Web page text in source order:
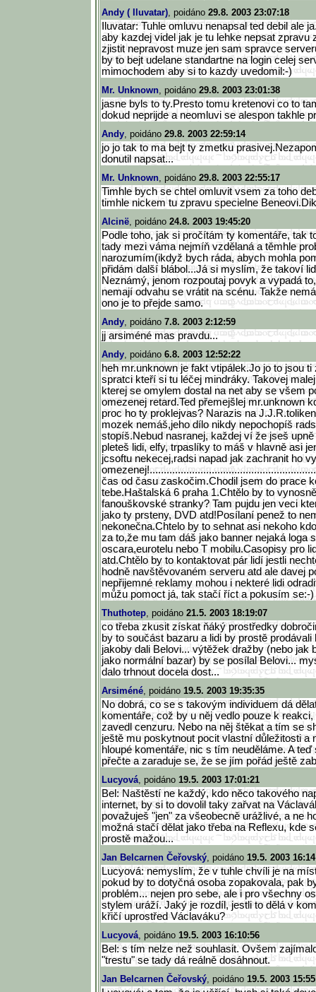
Andy ( Iluvatar), poidáno 29.8. 2003 23:07:18
Iluvatar: Tuhle omluvu nenapsal ted debil ale
aby kazdej videl jak je tu lehke nepsat zpravu
zjistit nepravost muze jen sam spravce
by to bejt udelane standartne na login celej
mimochodem aby si to kazdy uvedomil:-)
Mr. Unknown, poidáno 29.8. 2003 23:01:38
jasne byls to ty.Presto tomu kretenovi co to
dokud neprijde a neomluvi se alespon takhle
Andy, poidáno 29.8. 2003 22:59:14
jo jo tak to ma bejt ty zmetku
donutil napsat...
Mr. Unknown, poidáno 29.8. 2003 22:55:17
Timhle bych se chtel omluvit vsem za toho
timhle nickem tu zpravu specielne
Alcinë, poidáno 24.8. 2003 19:45:20
Podle toho, jak si pročítám ty komentáře, tak
tady mezi váma nejmíň vzdělaná a těmhle
narozumím(ikdyž bych ráda, abych mohla
přidám další blábol...Já si myslím, že takoví
Neznámý, jenom rozpoutaj povyk a vypadá
nemají odvahu se vrátit na scénu. Takže
ono je to přejde samo.
Andy, poidáno 7.8. 2003 2:12:59
jj arsiméné mas pravdu...
Andy, poidáno 6.8. 2003 12:52:22
heh mr.unknown je fakt vtipálek.Jo jo to jsou
spratci kteří si tu léčej mindráky. Takovej
kterej se omylem dostal na net aby se všem
omezenej retard.Ted přemejšlej mr.unknown
proc ho ty proklejvas? Narazis na
mozek nemáš,jeho dílo nikdy nepochopíš
stopíš.Nebud nasranej, každej ví že jseš upně
pleteš lidi, elfy, trpaslíky to máš v hlavně asi
jcsoftu nekecej,radsi napad jak zachranit ho
omezenej!...................................................
čas od času zaskočim.Chodil jsem do prace
tebe.Haštalská 6 praha 1.Chtělo by to
fanouškovské stranky? Tam pujdu jen veci
jako ty prsteny, DVD atd!Posílaní penež to
nekonečna.Chtelo by to sehnat asi nekoho
za to,že mu tam dáš jako banner nejaká loga
oscara,eurotelu nebo T mobilu.Casopisy pro
atd.Chtělo by to kontaktovat pár lidí jestli
hodně navštěvovaném serveru atd ale davej
nepřijemné reklamy mohou i nekteré lidi
můžu pomoct já, tak stačí říct a pokusím se:-)
Thuthotep, poidáno 21.5. 2003 18:19:07
co třeba zkusit získat ňáký prostředky
by to součást bazaru a lidi by prostě
jakoby dali Belovi... výtěžek dražby (nebo jak
jako normální bazar) by se posílal Belovi...
dalo trhnout docela dost...
Arsiméné, poidáno 19.5. 2003 19:35:35
No dobrá, co se s takovým individuem dá
komentáře, což by u něj vedlo pouze k
zavedl cenzuru. Nebo na něj štěkat a tím se
ještě mu poskytnout pocit vlastní důležitosti a
hloupé komentáře, nic s tím neuděláme. A
přečte a zaraduje se, že se jím pořád ještě
Lucyová, poidáno 19.5. 2003 17:01:21
Bel: Naštěstí ne každý, kdo něco takového
internet, by si to dovolil taky zařvat na
považuješ "jen" za všeobecně urážlivé, a ne
možná stačí dělat jako třeba na Reflexu, kde
prostě mažou...
Jan Belcarnen Čeřovský, poidáno 19.5. 2003
Lucyová: nemyslím, že v tuhle chvíli je na
pokud by to dotyčná osoba zopakovala, pak
problém... nejen pro sebe, ale i pro všechny
stylem uráží. Jaký je rozdíl, jestli to dělá v
křičí uprostřed Václaváku?
Lucyová, poidáno 19.5. 2003 16:10:56
Bel: s tím nelze než souhlasit. Ovšem
"trestu" se tady dá reálně dosáhnout.
Jan Belcarnen Čeřovský, poidáno 19.5. 2003